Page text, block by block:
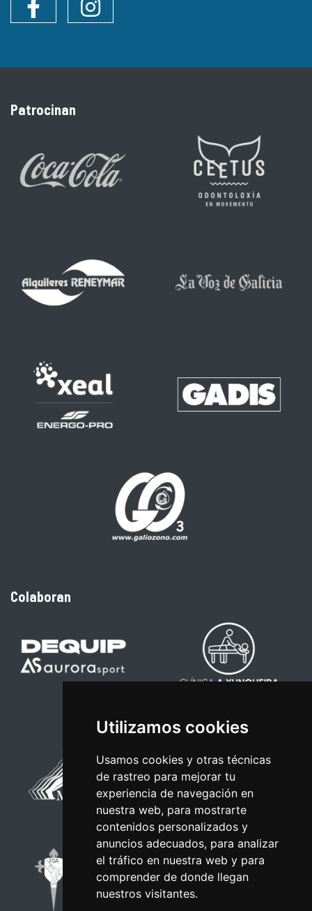
Utilizamos cookies
Usamos cookies y otras técnicas
de rastreo para mejorar tu
experiencia de navegación en
nuestra web, para mostrarte
contenidos personalizados y
anuncios adecuados, para analizar
el tráfico en nuestra web y para
comprender de donde llegan
nuestros visitantes.
Instagram
Patrocinan
Colaboran